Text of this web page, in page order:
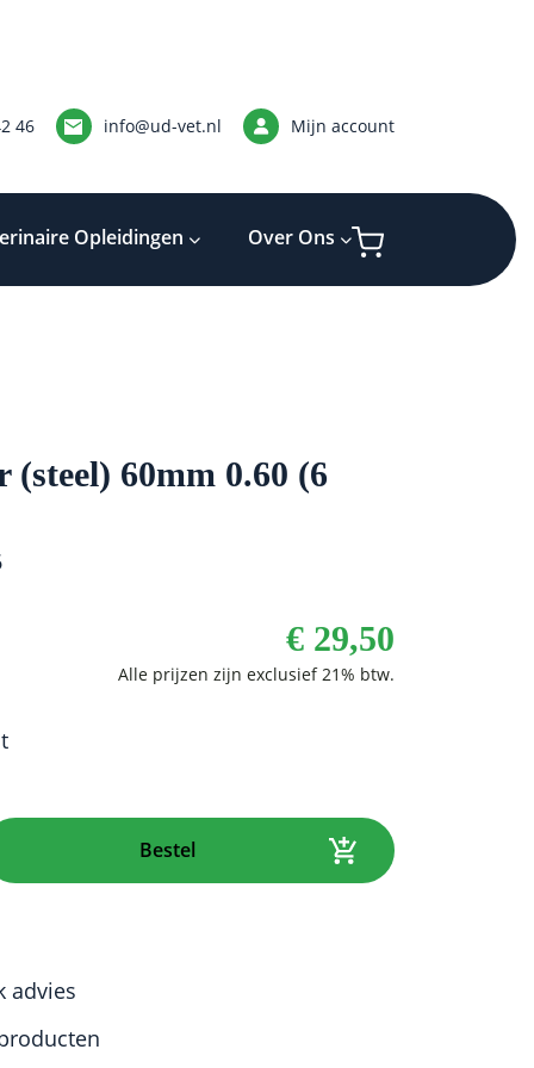
46 info@ud-vet.nl Mijn account
Opleidingen Over Ons
(steel) 60mm 0.60 (6
€ 29,50
Bestel
advies